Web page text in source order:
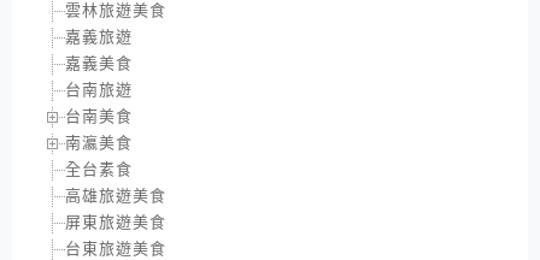
雲林旅遊美食
嘉義旅遊
嘉義美食
台南旅遊
台南美食
南瀛美食
全台素食
高雄旅遊美食
屏東旅遊美食
台東旅遊美食